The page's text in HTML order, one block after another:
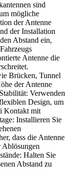
sind
mögliche
der Antenne
der Installation
Abstand ein,
Antenne die
Brücken, Tunnel
der Antenne
Verwenden
Design, um
Kontakt mit
Installieren Sie
dass die Antenne
Ablösungen
Halten Sie
Abstand zu